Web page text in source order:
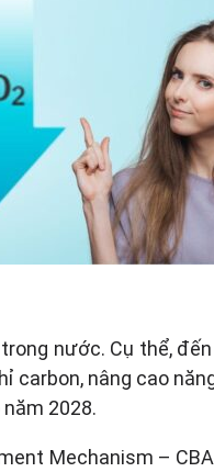
nước. Cụ thể,
carbon, nâng cao
2028.
Mechanism –